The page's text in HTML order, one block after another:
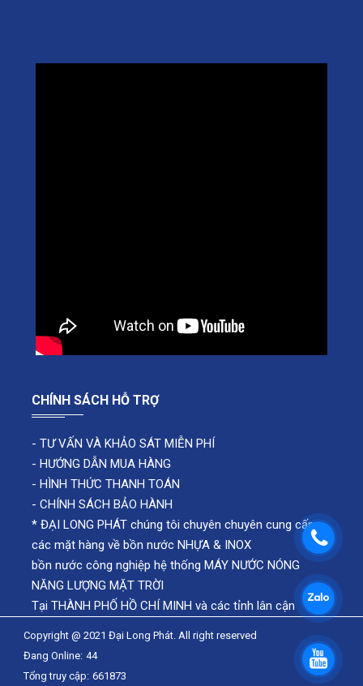
CHÍNH SÁCH HỖ TRỢ
- TƯ VẤN VÀ KHẢO SÁT MIỄN PHÍ
- HƯỚNG DẪN MUA HÀNG
- HÌNH THỨC THANH TOÁN
- CHÍNH SÁCH BẢO HÀNH
* ĐẠI LONG PHÁT chúng tôi chuyên chuyên cung cấp
các mặt hàng về bồn nước NHỰA & INOX
bồn nước công nghiệp hệ thống MÁY NƯỚC NÓNG
NĂNG LƯỢNG MẶT TRỜI
Tại THÀNH PHỐ HỒ CHÍ MINH và các tỉnh lân cận
Copyright @ 2021 Đại Long Phát. All right reserved
Đang Online: 44
Tổng truy cập: 661873